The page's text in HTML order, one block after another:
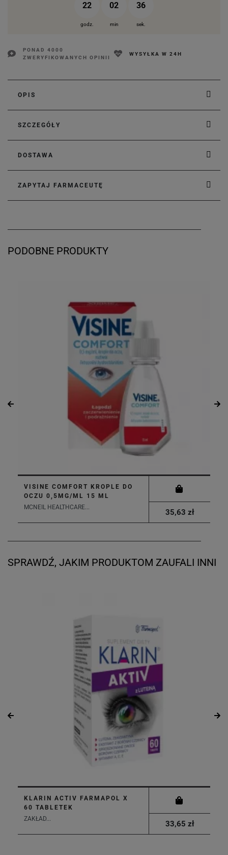
22 02 35
godz. min sek.
PONAD 4000
ZWERYFIKOWANYCH OPINII
WYSYŁKA W 24H
OPIS
SZCZEGÓŁY
DOSTAWA
ZAPYTAJ FARMACEUTĘ
PODOBNE PRODUKTY
VISINE COMFORT KROPLE DO
OCZU 0,5MG/ML 15 ML
MCNEIL HEALTHCARE...
35,63 zł
SPRAWDŹ, JAKIM PRODUKTOM ZAUFALI INNI
KLARIN ACTIV FARMAPOL X
60 TABLETEK
ZAKŁAD...
33,65 zł